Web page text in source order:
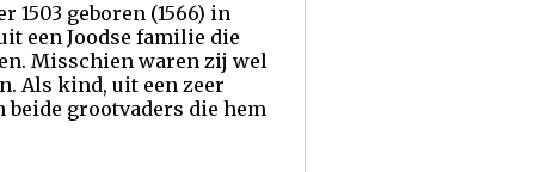
1503 geboren (1566) in
een Joodse familie die
Misschien waren zij wel
Als kind, uit een zeer
grootvaders die hem